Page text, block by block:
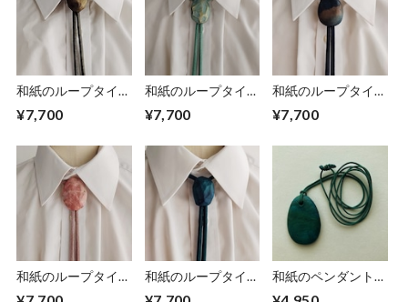
和紙のループタイ
¥7,700
和紙のループタイ
¥7,700
和紙のループタイ
¥7,700
和紙のループタイ
和紙のループタイ
和紙のペンダント